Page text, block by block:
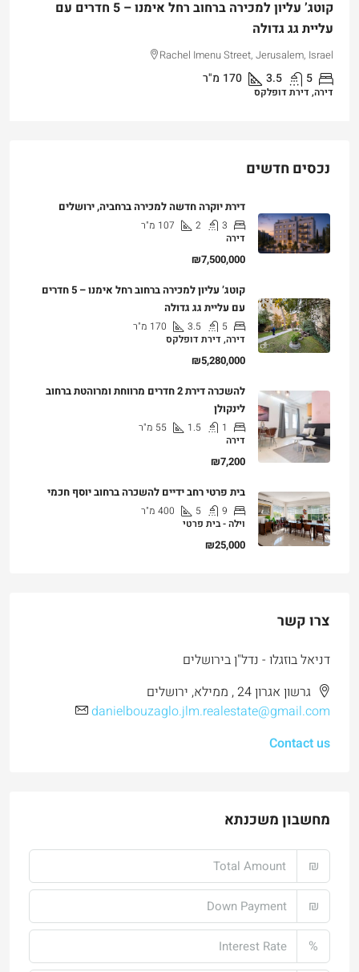
קוטג’ עליון למכירה ברחוב רחל אימנו – 5 חדרים עם
עליית גג גדולה
Rachel Imenu Street, Jerusalem, Israel
5
3.5
170 מ"ר
דירה, דירת דופלקס
נכסים חדשים
דירת יוקרה חדשה למכירה ברחביה, ירושלים
3
2
107 מ"ר
דירה
₪7,500,000
קוטג’ עליון למכירה ברחוב רחל אימנו – 5 חדרים
עם עליית גג גדולה
5
3.5
170 מ"ר
דירה, דירת דופלקס
₪5,280,000
להשכרה דירת 2 חדרים מרווחת ומרוהטת ברחוב
לינקולן
1
1.5
55 מ"ר
דירה
₪7,200
בית פרטי רחב ידיים להשכרה ברחוב יוסף חכמי
9
5
400 מ"ר
וילה - בית פרטי
₪25,000
צרו קשר
דניאל בוזגלו - נדל"ן בירושלים
גרשון אגרון 24 , ממילא, ירושלים
danielbouzaglo.jlm.realestate@gmail.com
Contact us
מחשבון משכנתא
₪
₪
%